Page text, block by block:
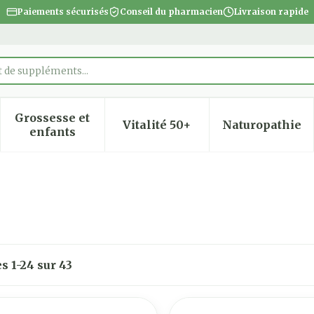
Paiements sécurisés Conseil du pharmacien Livraison rapide
catégorie Beauté, soins et hygiène
sous-menu pour la catégorie Régime,
Grossesse et
enfantsAfficher le sous-menu pour la catégorie
Vitalité 50+Afficher le sous-menu
Naturopathie
Afficher
1-24 sur 43